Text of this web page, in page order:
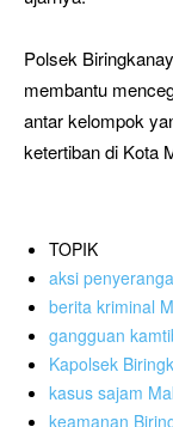
Polsek
membantu
antar kelompok
ketertiban di Kota
TOPIK
aksi
berita kriminal
gangguan
Kapolsek
kasus sajam
keamanan